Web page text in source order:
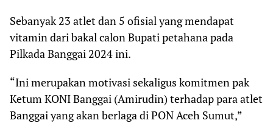
Sebanyak 23 atlet dan 5 ofisial yang mendapat
vitamin dari bakal calon Bupati petahana pada
Pilkada Banggai 2024 ini.
“Ini merupakan motivasi sekaligus komitmen pak
Ketum KONI Banggai (Amirudin) terhadap para atlet
Banggai yang akan berlaga di PON Aceh Sumut,”